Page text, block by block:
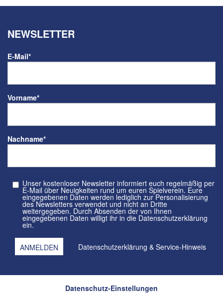
NEWSLETTER
E-Mail*
Vorname*
Nachname*
Unser kostenloser Newsletter informiert euch regelmäßig per
E-Mail über Neuigkeiten rund um euren Spielverein. Eure
eingegebenen Daten werden lediglich zur Personalisierung
des Newsletters verwendet und nicht an Dritte
weitergegeben. Durch Absenden der von Ihnen
eingegebenen Daten willigt ihr in die Datenschutzerklärung
ein.
Datenschutzerklärung & Service-Hinweis
Datenschutz-Einstellungen